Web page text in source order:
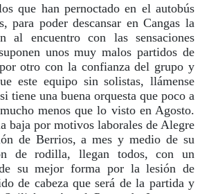
que han pernoctado en el autobús
para poder descansar en Cangas la
al encuentro con las sensaciones
unos muy malos partidos de
otro con la confianza del grupo y
este equipo sin solistas, llámense
tiene una buena orquesta que poco a
menos que lo visto en Agosto.
baja por motivos laborales de Alegre
de Berrios, a mes y medio de su
de rodilla, llegan todos, con un
su mejor forma por la lesión de
de cabeza que será de la partida y